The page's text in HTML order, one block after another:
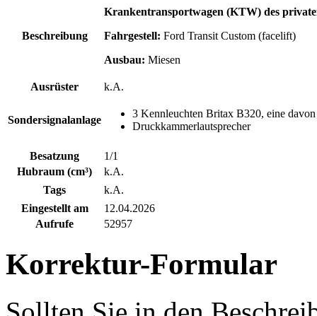
Beschreibung
Krankentransportwagen (KTW) des
Fahrgestell: Ford Transit Custom (facelift)
Ausbau: Miesen
Ausrüster k.A.
Sondersignalanlage
3 Kennleuchten Britax B320, eine
Druckkammerlautsprecher
Besatzung
1/1
Hubraum (cm³)
k.A.
Tags
k.A.
Eingestellt am
12.04.2026
Aufrufe
52957
Korrektur-Formular